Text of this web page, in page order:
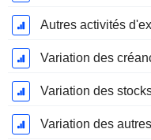
Autres activités
Variation des
Variation des
Variation des